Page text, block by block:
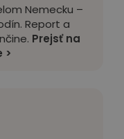
Nemecku –
Report a
Prejsť na
>